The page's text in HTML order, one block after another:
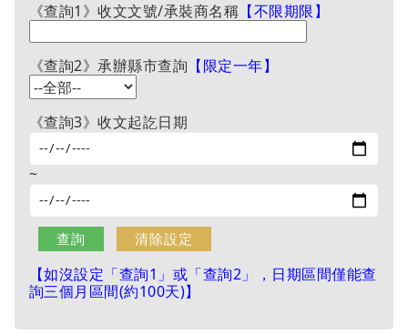
《查詢1》收文文號/承裝商名稱 【不限期限】
《查詢2》承辦縣市查詢 【限定一年】
《查詢3》收文起訖日期
~
【如沒設定「查詢1」或「查詢2」，日期區間僅能查
詢三個月區間(約100天)】